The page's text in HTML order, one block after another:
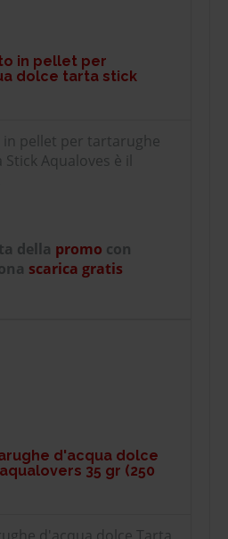
in pellet per
dolce tarta stick
pellet per tartarughe
Aqualoves è il
della promo con
scarica gratis
d'acqua dolce
35 gr (250